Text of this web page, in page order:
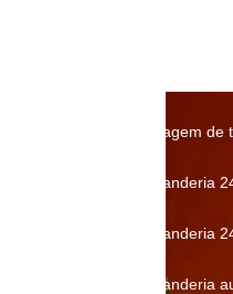
Lavagem
Lavanderia
Lavanderia
Lavanderia